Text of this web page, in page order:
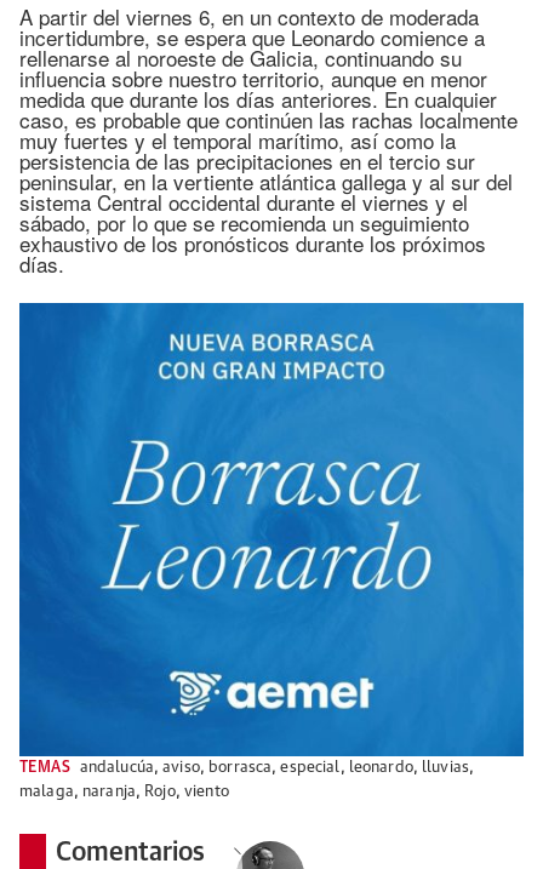
A partir del viernes 6, en un contexto de moderada
incertidumbre, se espera que Leonardo comience a
rellenarse al noroeste de Galicia, continuando su
influencia sobre nuestro territorio, aunque en menor
medida que durante los días anteriores. En cualquier
caso, es probable que continúen las rachas localmente
muy fuertes y el temporal marítimo, así como la
persistencia de las precipitaciones en el tercio sur
peninsular, en la vertiente atlántica gallega y al sur del
sistema Central occidental durante el viernes y el
sábado, por lo que se recomienda un seguimiento
exhaustivo de los pronósticos durante los próximos
días.
TEMAS andalucúa,aviso, borrasca,especial, leonardo, lluvias,
malaga, naranja, Rojo,viento
Comentarios